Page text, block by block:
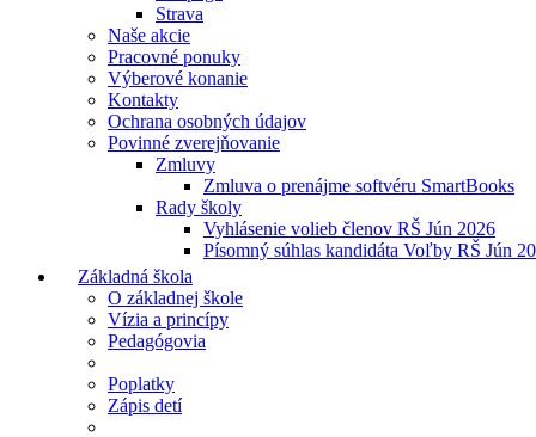
Strava
Naše akcie
Pracovné ponuky
Výberové konanie
Kontakty
Ochrana osobných údajov
Povinné zverejňovanie
Zmluvy
Zmluva o prenájme softvéru SmartBooks
Rady školy
Vyhlásenie volieb členov RŠ Jún 2026
Písomný súhlas kandidáta Voľby RŠ Jún
Základná škola
O základnej škole
Vízia a princípy
Pedagógovia
Poplatky
Zápis detí